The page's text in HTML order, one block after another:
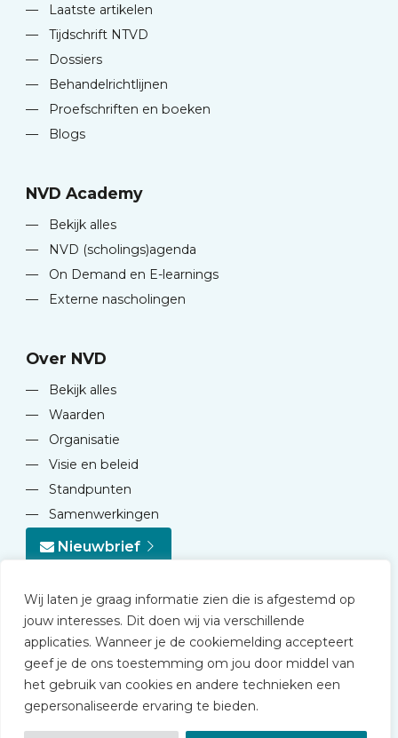
Wij laten je graag informatie zien die is afgestemd op
jouw interesses. Dit doen wij via verschillende
applicaties. Wanneer je de cookiemelding accepteert
geef je de ons toestemming om jou door middel van
het gebruik van cookies en andere technieken een
gepersonaliseerde ervaring te bieden.
—
Laatste artikelen
—
Tijdschrift NTVD
—
Dossiers
—
Behandelrichtlijnen
—
Proefschriften en boeken
—
Blogs
NVD Academy
—
Bekijk alles
—
NVD (scholings)agenda
—
On Demand en E-learnings
—
Externe nascholingen
Over NVD
—
Bekijk alles
—
Waarden
—
Organisatie
—
Visie en beleid
—
Standpunten
—
Samenwerkingen
Nieuwbrief
© 2026 NVD
Privacy statement
Disclaimer